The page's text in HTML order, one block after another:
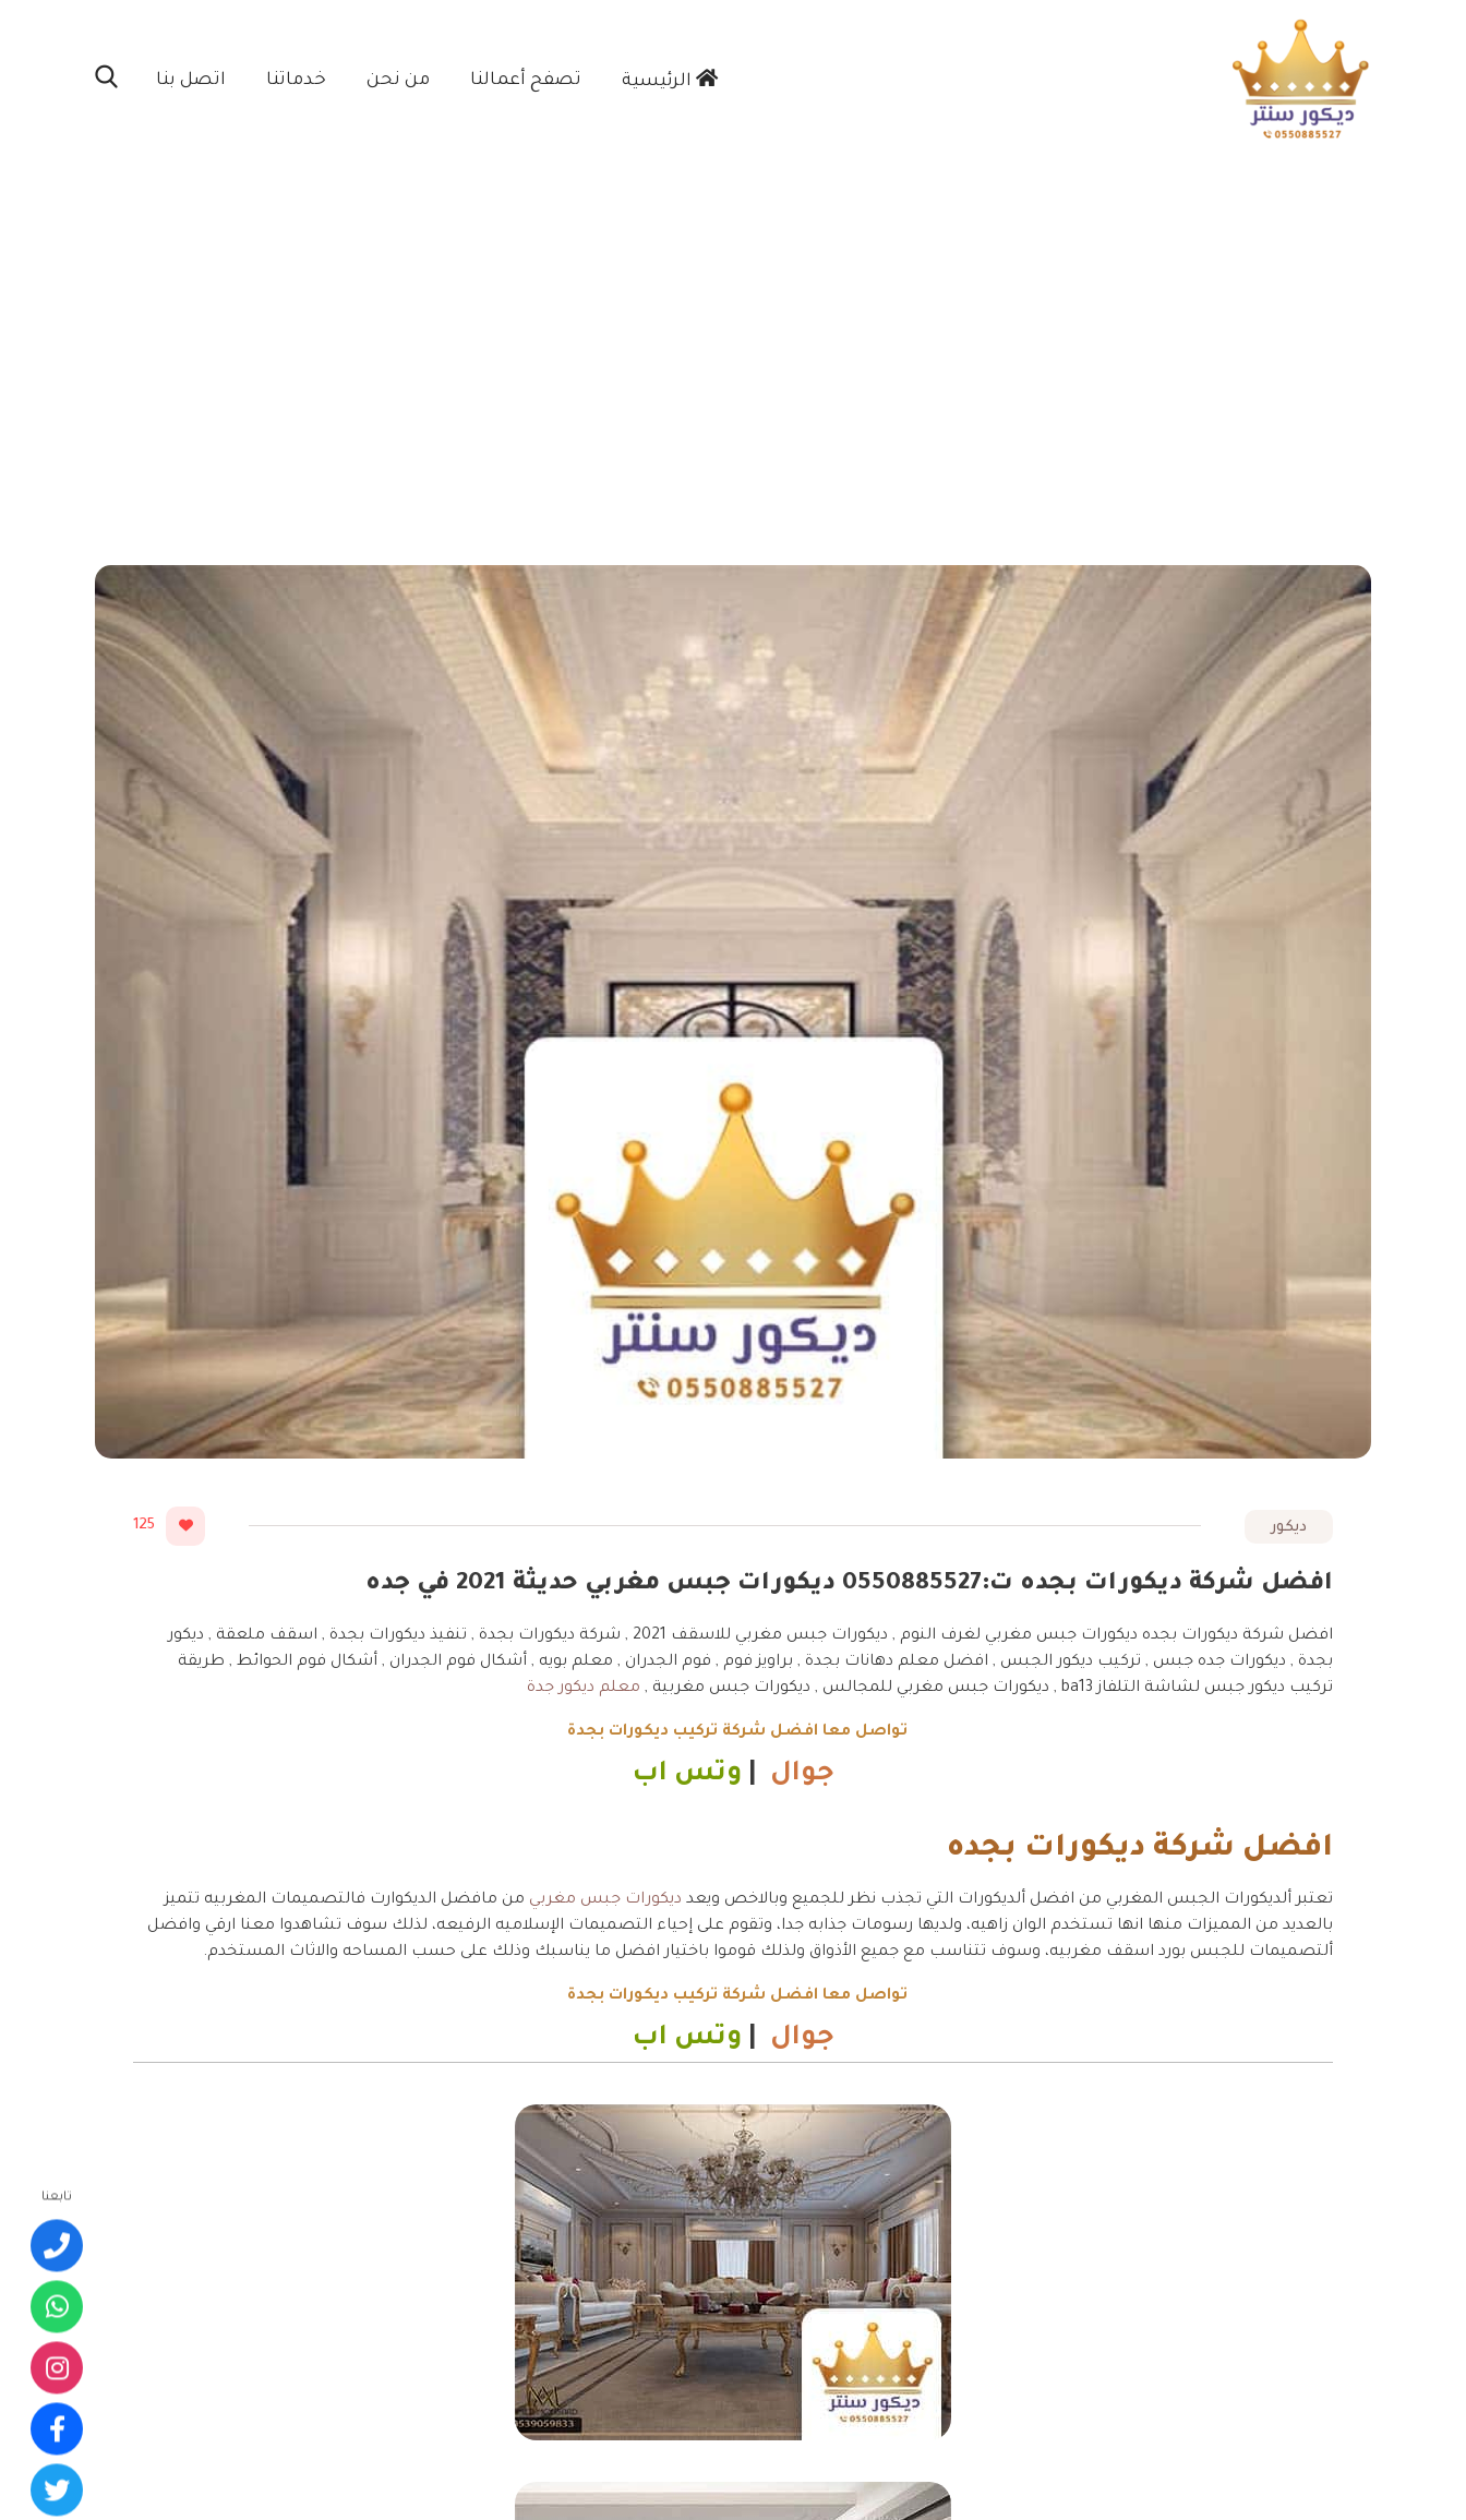
الرئيسية‎ تصفح أعمالنا‎ من نحن‎ خدماتنا‎ اتصل بنا‎
ديكور 125
افضل شركة ديكورات بجده ت:0550885527 ديكورات جبس مغربي حديثة 2021 في جده
افضل شركة ديكورات بجده ديكورات جبس مغربي لغرف النوم , ديكورات جبس مغربي للاسقف 2021 , شركة ديكورات بجدة , تنفيذ ديكورات بجدة , اسقف ملعقة , ديكور
بجدة , ديكورات جده جبس , تركيب ديكور الجبس , افضل معلم دهانات بجدة , براويز فوم , فوم الجدران , معلم بويه , أشكال فوم الجدران , أشكال فوم الحوائط , طريقة
تركيب ديكور جبس لشاشة التلفاز ba13 , ديكورات جبس مغربي للمجالس , ديكورات جبس مغربية ,
معلم ديكور جدة
تواصل معا افضل شركة تركيب ديكورات بجدة
جوال وتس اب
افضل شركة ديكورات بجده
تعتبر ألديكورات الجبس المغربي من افضل ألديكورات التي تجذب نظر للجميع وبالاخص ويعد ديكورات جبس مغربي من مافضل الديكوارت فالتصميمات المغربيه تتميز
بالعديد من المميزات منها انها تستخدم الوان زاهيه، ولديها رسومات جذابه جدا، وتقوم على إحياء التصميمات الإسلاميه الرفيعه، لذلك سوف تشاهدوا معنا ارقي وافضل
ألتصميمات للجبس بورد اسقف مغربيه، وسوف تتناسب مع جميع الأذواق ولذلك قوموا باختيار افضل ما يناسبك وذلك على حسب المساحه والاثاث المستخدم.
تواصل معا افضل شركة تركيب ديكورات بجدة
جوال وتس اب
تابعنا